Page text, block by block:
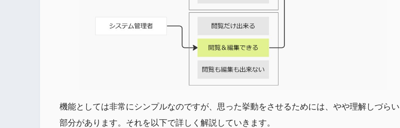
機能としては非常にシンプルなのですが、思った挙動をさせるためには、やや理解しづらい
部分があります。それを以下で詳しく解説していきます。